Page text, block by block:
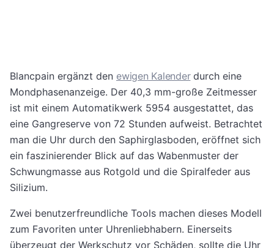
Blancpain ergänzt den ewigen Kalenderdurch eine
Mondphasenanzeige. Der 40,3 mm-große Zeitmesser
ist mit einem Automatikwerk 5954 ausgestattet, das
eine Gangreserve von 72 Stunden aufweist. Betrachtet
man die Uhr durch den Saphirglasboden, eröffnet sich
ein faszinierender Blick auf das Wabenmuster der
Schwungmasse aus Rotgold und die Spiralfeder aus
Silizium.
Zwei benutzerfreundliche Tools machen dieses Modell
zum Favoriten unter Uhrenliebhabern. Einerseits
überzeugt der Werkschutz vor Schäden, sollte die Uhr